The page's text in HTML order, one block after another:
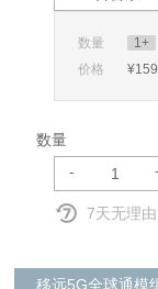
数量 1+
价格
数量
-
7天无理
移远5G全球通模